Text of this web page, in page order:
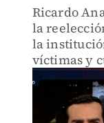
Ricardo
la
la
víctimas y
la votación.